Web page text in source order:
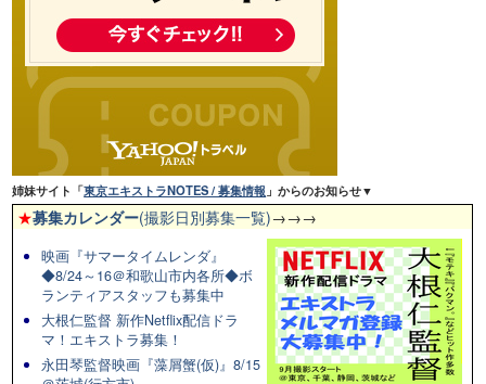
姉妹サイト「東京エキストラNOTES / 募集情報 」からのお知らせ▼
★募集カレンダー(撮影日別募集一覧)→→→
映画『サマータイムレンダ』
◆8/24～16＠和歌山市内各所◆ボ
ランティアスタッフも募集中
大根仁監督 新作Netflix配信ドラ
マ！エキストラ募集！
永田琴監督映画『藻屑蟹(仮)』8/15